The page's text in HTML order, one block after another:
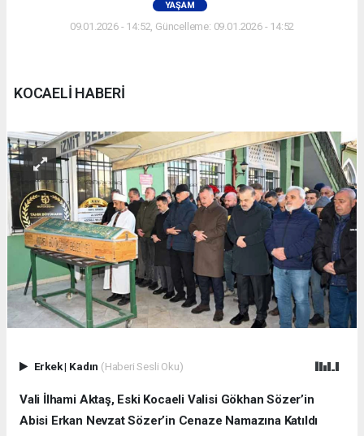
YAŞAM
09.01.2026 - 14:52, Güncelleme: 09.01.2026 - 14:52
KOCAELİ HABERİ
Erkek| Kadın (Haberi Sesli Oku)
Vali İlhami Aktaş, Eski Kocaeli Valisi Gökhan Sözer’in
Abisi Erkan Nevzat Sözer’in Cenaze Namazına Katıldı